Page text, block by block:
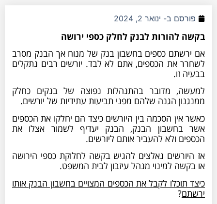
ב- ינואר 2, 2024
לבנק לחלק כספי ירושה
כספים בחשבון בנק של מנוח אך הבנק מסרב
את הכספים, אתם לא לבד. יורשים רבים נתקלים
מדובר בהתנהלות נפוצה של בנקים כחלק
הגנה שלהם מפני תביעות עתידיות של יורשים.
הסכמה בין היורשים כיצד הם יחלקו את הכספים
הבנק, הבנק יעדיף לשמור אצלו את
ולא להעביר אותם ליורשים.
נאלצים להגיש בקשה לחלוקת כספי הירושה
למינוי מנהל עיזבון לבית המשפט.
לקבל את הכספים המצויים בחשבון הבנק אותו